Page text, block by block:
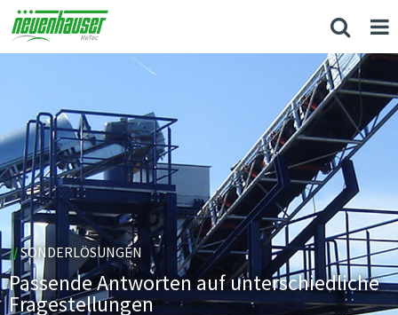
//SONDERLÖSUNGEN
Passende Antworten auf unterschiedliche
Fragestellungen